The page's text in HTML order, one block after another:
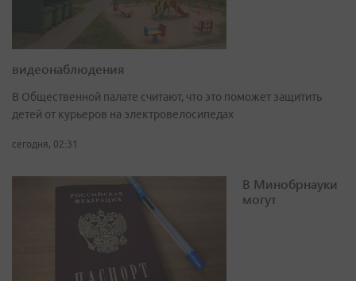
видеонаблюдения
В Общественной палате считают, что это поможет защитить
детей от курьеров на электровелосипедах
сегодня, 02:31
В Минобрнауки
могут